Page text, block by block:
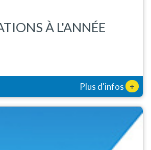
À L'ANNÉE
Plus d'infos +